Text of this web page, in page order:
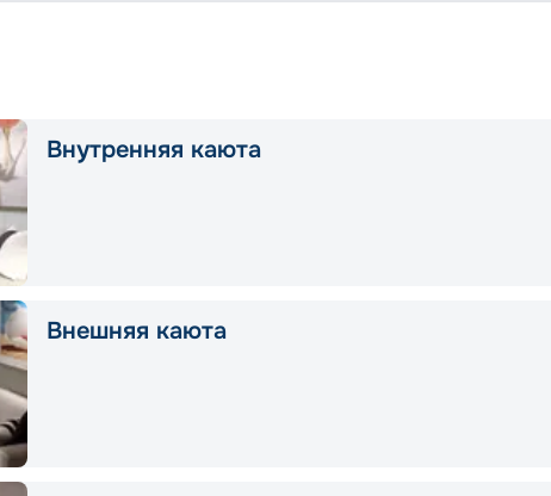
Внутренняя каюта
Внешняя каюта